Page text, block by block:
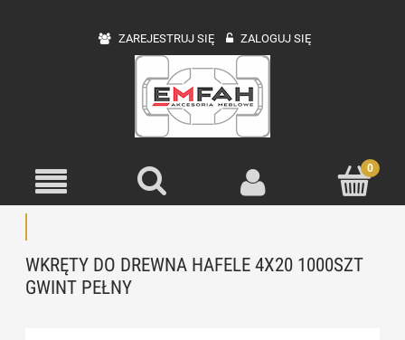
ZAREJESTRUJ SIĘ ZALOGUJ SIĘ
WKRĘTY DO DREWNA HAFELE 4X20 1000SZT
GWINT PEŁNY